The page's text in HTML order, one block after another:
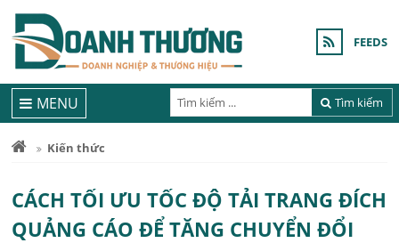
FEEDS
Tìm kiếm
MENU
Kiến thức
CÁCH TỐI ƯU TỐC ĐỘ TẢI TRANG ĐÍCH
QUẢNG CÁO ĐỂ TĂNG CHUYỂN ĐỔI